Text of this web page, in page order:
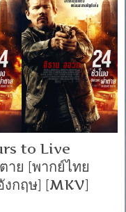
to Live
าย [พากย์ไทย
งกฤษ] [MKV]